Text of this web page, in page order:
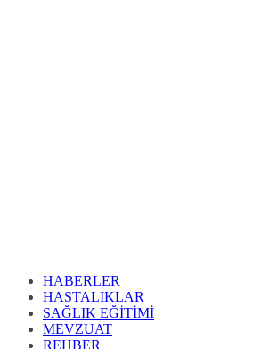
HABERLER
HASTALIKLAR
SAĞLIK EĞİTİMİ
MEVZUAT
REHBER